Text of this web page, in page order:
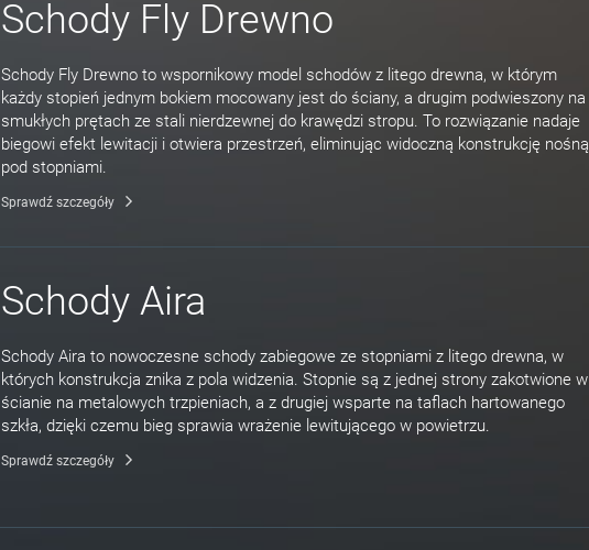
Schody Fly Drewno
Schody Fly Drewno to wspornikowy model schodów z litego drewna, w którym
każdy stopień jednym bokiem mocowany jest do ściany, a drugim podwieszony na
smukłych prętach ze stali nierdzewnej do krawędzi stropu. To rozwiązanie nadaje
biegowi efekt lewitacji i otwiera przestrzeń, eliminując widoczną konstrukcję nośną
pod stopniami.
Sprawdź szczegóły
Schody Aira
Schody Aira to nowoczesne schody zabiegowe ze stopniami z litego drewna, w
których konstrukcja znika z pola widzenia. Stopnie są z jednej strony zakotwione w
ścianie na metalowych trzpieniach, a z drugiej wsparte na taflach hartowanego
szkła, dzięki czemu bieg sprawia wrażenie lewitującego w powietrzu.
Sprawdź szczegóły